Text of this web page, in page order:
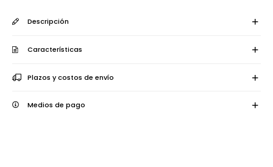
Descripción
Características
Plazos y costos de envío
Medios de pago